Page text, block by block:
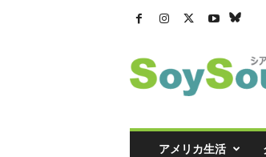
ト
ル
アメリカ生活